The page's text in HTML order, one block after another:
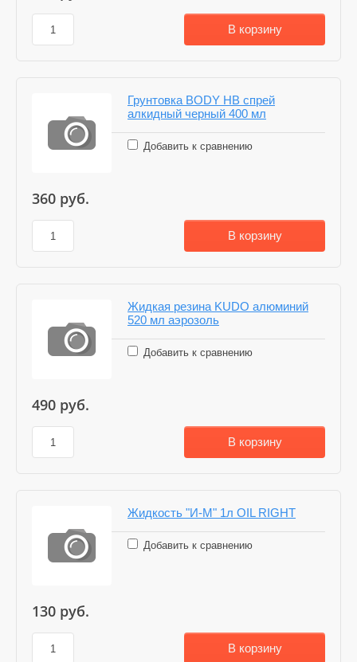
В корзину
Грунтовка BODY HB спрей
алкидный черный 400 мл
Добавить к сравнению
360 руб.
В корзину
Жидкая резина KUDO алюминий
520 мл аэрозоль
Добавить к сравнению
490 руб.
В корзину
Жидкость "И-М" 1л OIL RIGHT
Добавить к сравнению
130 руб.
В корзину